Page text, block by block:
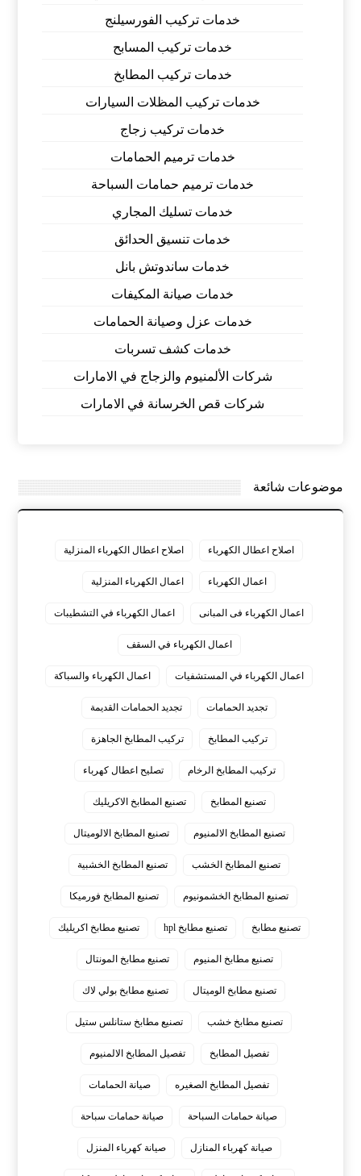
خدمات تركيب الفورسيلنج
خدمات تركيب المسابح
خدمات تركيب المطابخ
خدمات تركيب المظلات السيارات
خدمات تركيب زجاج
خدمات ترميم الحمامات
خدمات ترميم حمامات السباحة
خدمات تسليك المجاري
خدمات تنسيق الحدائق
خدمات ساندوتش بانل
خدمات صيانة المكيفات
خدمات عزل وصيانة الحمامات
خدمات كشف تسربات
شركات الألمنيوم والزجاج في الامارات
شركات قص الخرسانة في الامارات
موضوعات شائعة
اصلاح اعطال الكهرباء اصلاح اعطال الكهرباء المنزلية
اعمال الكهرباء اعمال الكهرباء المنزلية
اعمال الكهرباء فى المبانى اعمال الكهرباء في التشطيبات
اعمال الكهرباء في السقف
اعمال الكهرباء في المستشفيات اعمال الكهرباء والسباكة
تجديد الحمامات تجديد الحمامات القديمة
تركيب المطابخ تركيب المطابخ الجاهزة
تركيب المطابخ الرخام تصليح اعطال كهرباء
تصنيع المطابخ تصنيع المطابخ الاكريليك
تصنيع المطابخ الالمنيوم تصنيع المطابخ الالوميتال
تصنيع المطابخ الخشب تصنيع المطابخ الخشبية
تصنيع المطابخ الخشمونيوم تصنيع المطابخ فورميكا
تصنيع مطابخ تصنيع مطابخ hpl تصنيع مطابخ اكريليك
تصنيع مطابخ المنيوم تصنيع مطابخ المونتال
تصنيع مطابخ الوميتال تصنيع مطابخ بولي لاك
تصنيع مطابخ خشب تصنيع مطابخ ستانلس ستيل
تفصيل المطابخ تفصيل المطابخ الالمنيوم
تفصيل المطابخ الصغيره صيانة الحمامات
صيانة حمامات السباحة صيانة حمامات سباحة
صيانة كهرباء المنازل صيانة كهرباء المنزل